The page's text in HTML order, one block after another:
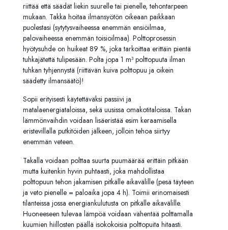
riittää että säädät liekin suurelle tai pienelle, tehontarpeen
mukaan. Takka hoitaa ilmansyötön oikeaan paikkaan
puolestasi (sytytysvaiheessa enemmän ensiöilmaa,
palovaiheessa enemmän toisioilmaa). Polttoprosessin
hyötysuhde on huikeat 89 %, joka tarkoittaa erittäin pientä
tuhkajätettä tulipesään. Polta jopa 1 m³ polttopuuta ilman
tuhkan tyhjennystä (riittävän kuiva polttopuu ja oikein
säädetty ilmansäätö)!
Sopii erityisesti käytettäväksi passiivi ja
matalaenergiataloissa, sekä uusissa omakotitaloissa. Takan
lämmönvaihdin voidaan lisäeristää esim keraamisella
eristevillalla putkitöiden jälkeen, jolloin tehoa siirtyy
enemmän veteen.
Takalla voidaan polttaa suurta puumäärää erittäin pitkään
mutta kuitenkin hyvin puhtaasti, joka mahdollistaa
polttopuun tehon jakamisen pitkälle aikavälille (pesä täyteen
ja veto pienelle = paloaika jopa 4 h). Toimii erinomaisesti
tilanteissa jossa energiankulutusta on pitkälle aikavälille.
Huoneeseen tulevaa lämpöä voidaan vähentää polttamalla
kuumien hiillosten päällä isokokoisia polttopuita hitaasti.